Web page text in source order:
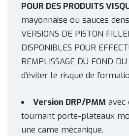
POUR DES PRODUITS
mayonnaise ou sauces
VERSIONS DE PISTON
DISPONIBLES POUR
REMPLISSAGE DU FOND
d’éviter le risque de
Version DRP/PMM avec
tournant porte-plateaux
une came mécanique.